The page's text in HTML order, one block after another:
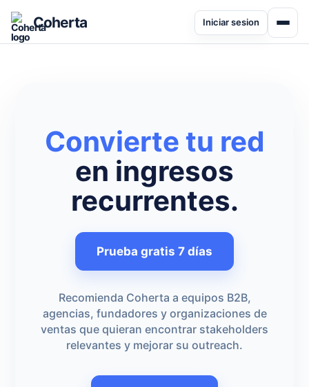
Coherta Iniciar sesion
Convierte tu red
en ingresos
recurrentes.
Prueba gratis 7 días
Recomienda Coherta a equipos B2B,
agencias, fundadores y organizaciones de
ventas que quieran encontrar stakeholders
relevantes y mejorar su outreach.